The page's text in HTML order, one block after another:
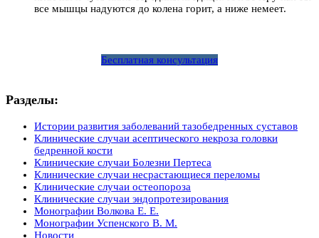
все мышцы надуются до колена горит, а ниже немеет.
Бесплатная консультация
Разделы:
Истории развития заболеваний тазобедренных суставов
Клинические случаи асептического некроза головки
бедренной кости
Клинические случаи Болезни Пертеса
Клинические случаи несрастающиеся переломы
Клинические случаи остеопороза
Клинические случаи эндопротезирования
Монографии Волкова Е. Е.
Монографии Успенского В. М.
Новости